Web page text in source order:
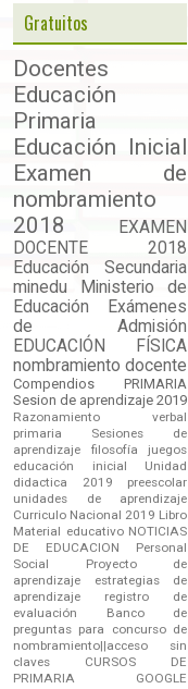
Gratuitos
Docentes
Educación
Primaria
Educación Inicial
Examen de
nombramiento
2018
EXAMEN
DOCENTE 2018
Educación Secundaria
minedu
Ministerio de
Educación
Exámenes
de Admisión
EDUCACIÓN FÍSICA
nombramiento docente
Compendios
PRIMARIA
Sesion de aprendizaje 2019
Razonamiento verbal
primaria
Sesiones de
aprendizaje
filosofía
juegos
educación inicial
Unidad
didactica 2019
preescolar
unidades de aprendizaje
Curriculo Nacional 2019 Libro
Material educativo NOTICIAS
DE EDUCACION
Personal
Social
Proyecto de
aprendizaje
estrategias de
aprendizaje
registro de
evaluación
Banco de
preguntas para concurso de
nombramiento||acceso sin
claves
CURSOS DE
PRIMARIA
GOOGLE